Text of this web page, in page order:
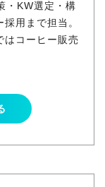
・KW選定・構
用まで担当。
はコーヒー販売